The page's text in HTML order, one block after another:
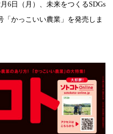
6日（月）、未来をつくるSDGs
「かっこいい農業」を発売しま